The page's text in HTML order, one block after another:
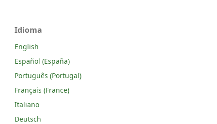
Idioma
English
Español (España)
Português (Portugal)
Français (France)
Italiano
Deutsch